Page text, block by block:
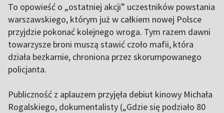
To opowieść o „ostatniej akcji” uczestników powstania
warszawskiego, którym już w całkiem nowej Polsce
przyjdzie pokonać kolejnego wroga. Tym razem dawni
towarzysze broni muszą stawić czoło mafii, która
działa bezkarnie, chroniona przez skorumpowanego
policjanta.
Publiczność z aplauzem przyjęła debiut kinowy Michała
Rogalskiego, dokumentalisty („Gdzie się podziało 80